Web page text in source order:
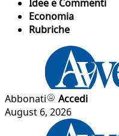
Idee e Commenti
Economia
Rubriche
Abbonati
Accedi
August 6, 2026